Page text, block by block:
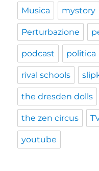
Musica mystory
Perturbazione
podcast politica
rival schools
the dresden dolls
the zen circus
youtube